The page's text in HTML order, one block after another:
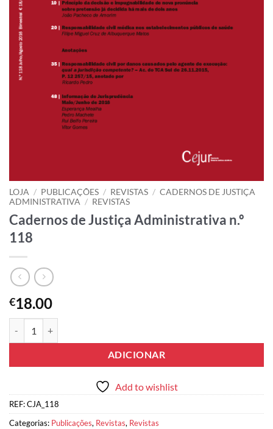
LOJA / PUBLICAÇÕES / REVISTAS / CADERNOS DE JUSTIÇA
ADMINISTRATIVA / REVISTAS
Cadernos de Justiça Administrativa n.º
118
€18.00
ADICIONAR
Add to wishlist
REF:CJA_118
Categorias: Publicações, Revistas, Revistas